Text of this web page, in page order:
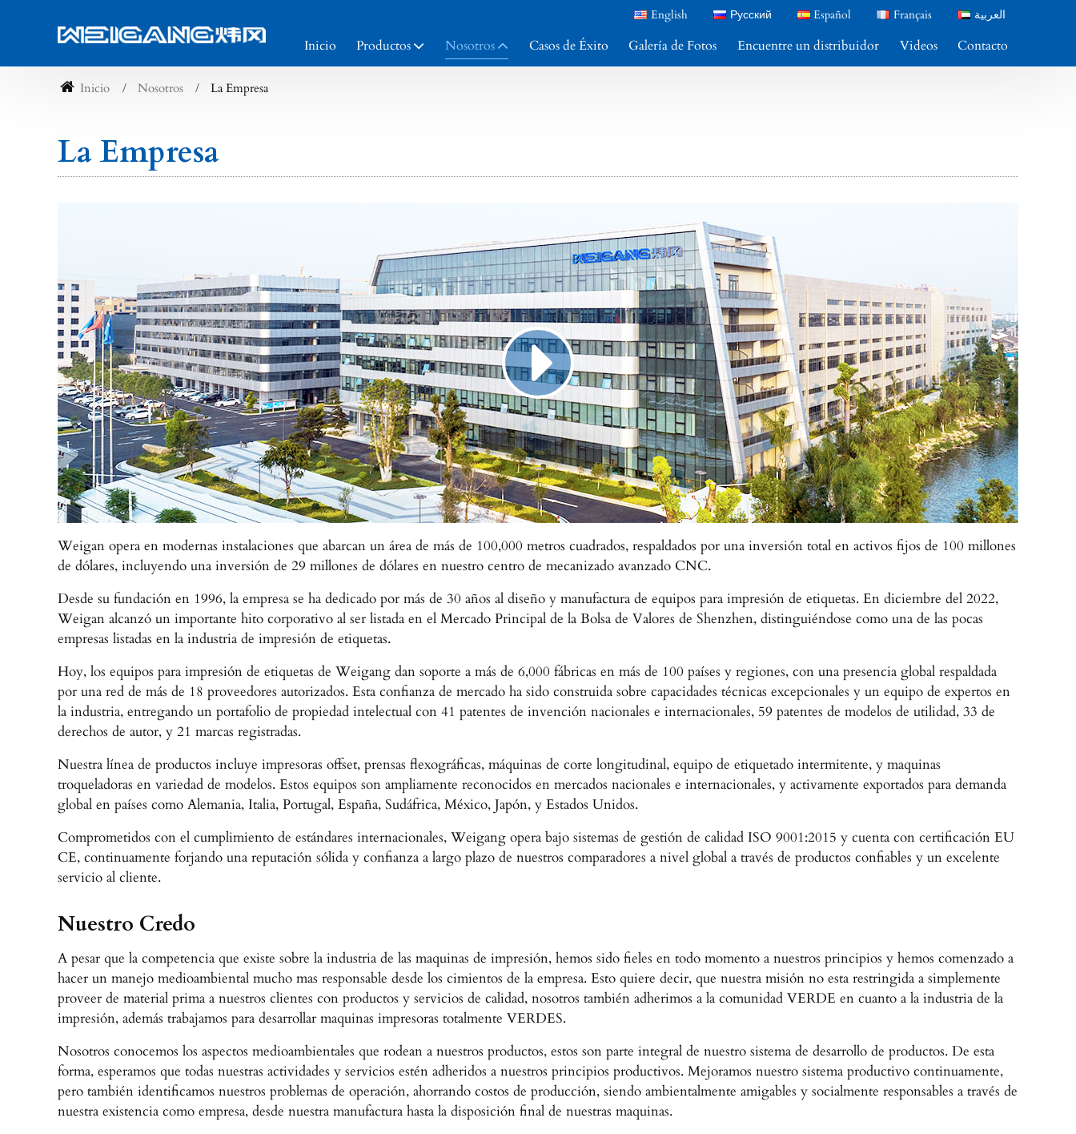
English Русский Español Français العربية
Inicio Productos Nosotros Casos de Éxito Galería de Fotos Encuentre un distribuidor Videos Contacto
Inicio Nosotros La Empresa
La Empresa
Weigan opera en modernas instalaciones que abarcan un área de más de 100,000 metros cuadrados, respaldados por una inversión total en activos fijos de 100 millones
de dólares, incluyendo una inversión de 29 millones de dólares en nuestro centro de mecanizado avanzado CNC.
Desde su fundación en 1996, la empresa se ha dedicado por más de 30 años al diseño y manufactura de equipos para impresión de etiquetas. En diciembre del 2022,
Weigan alcanzó un importante hito corporativo al ser listada en el Mercado Principal de la Bolsa de Valores de Shenzhen, distinguiéndose como una de las pocas
empresas listadas en la industria de impresión de etiquetas.
Hoy, los equipos para impresión de etiquetas de Weigang dan soporte a más de 6,000 fábricas en más de 100 países y regiones, con una presencia global respaldada
por una red de más de 18 proveedores autorizados. Esta confianza de mercado ha sido construida sobre capacidades técnicas excepcionales y un equipo de expertos en
la industria, entregando un portafolio de propiedad intelectual con 41 patentes de invención nacionales e internacionales, 59 patentes de modelos de utilidad, 33 de
derechos de autor, y 21 marcas registradas.
Nuestra línea de productos incluye impresoras offset, prensas flexográficas, máquinas de corte longitudinal, equipo de etiquetado intermitente, y maquinas
troqueladoras en variedad de modelos. Estos equipos son ampliamente reconocidos en mercados nacionales e internacionales, y activamente exportados para demanda
global en países como Alemania, Italia, Portugal, España, Sudáfrica, México, Japón, y Estados Unidos.
Comprometidos con el cumplimiento de estándares internacionales, Weigang opera bajo sistemas de gestión de calidad ISO 9001:2015 y cuenta con certificación EU
CE, continuamente forjando una reputación sólida y confianza a largo plazo de nuestros comparadores a nivel global a través de productos confiables y un excelente
servicio al cliente.
Nuestro Credo
A pesar que la competencia que existe sobre la industria de las maquinas de impresión, hemos sido fieles en todo momento a nuestros principios y hemos comenzado a
hacer un manejo medioambiental mucho mas responsable desde los cimientos de la empresa. Esto quiere decir, que nuestra misión no esta restringida a simplemente
proveer de material prima a nuestros clientes con productos y servicios de calidad, nosotros también adherimos a la comunidad VERDE en cuanto a la industria de la
impresión, además trabajamos para desarrollar maquinas impresoras totalmente VERDES.
Nosotros conocemos los aspectos medioambientales que rodean a nuestros productos, estos son parte integral de nuestro sistema de desarrollo de productos. De esta
forma, esperamos que todas nuestras actividades y servicios estén adheridos a nuestros principios productivos. Mejoramos nuestro sistema productivo continuamente,
pero también identificamos nuestros problemas de operación, ahorrando costos de producción, siendo ambientalmente amigables y socialmente responsables a través de
nuestra existencia como empresa, desde nuestra manufactura hasta la disposición final de nuestras maquinas.